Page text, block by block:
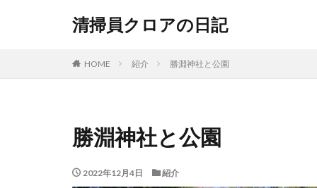
清掃員クロアの日記
HOME 紹介 勝淵神社と公園
勝淵神社と公園
2022年12月4日 紹介